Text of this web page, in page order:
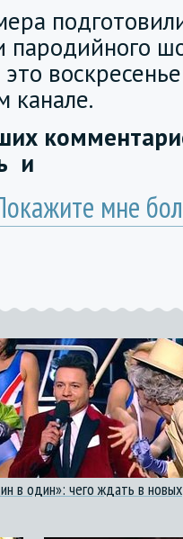
пародийного
канале.
и
мне
в один»: чего ждать в новых